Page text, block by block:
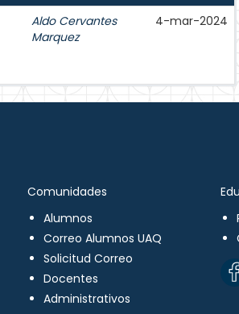
Aldo Cervantes
Marquez
4-mar-2024
Comunidades
Alumnos
Correo Alumnos UAQ
Solicitud Correo
Docentes
Administrativos